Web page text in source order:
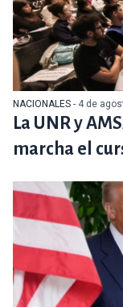
NACIONALES - 4 de
La UNR y
marcha el